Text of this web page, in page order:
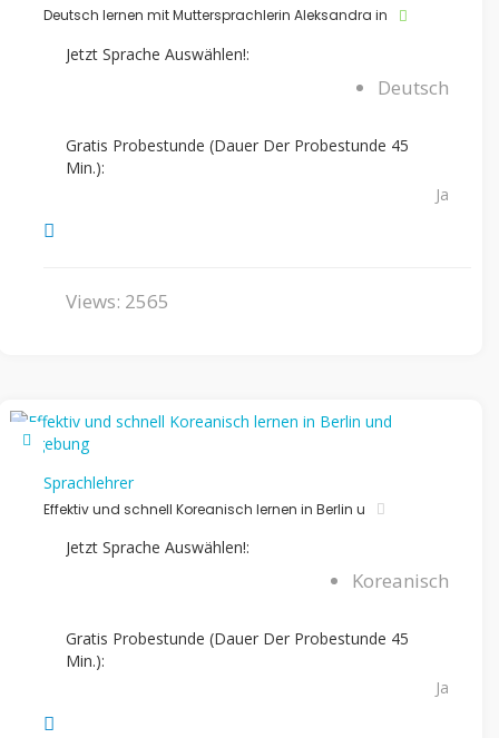
Deutsch lernen mit Muttersprachlerin Aleksandra in
Jetzt Sprache Auswählen!:
Deutsch
Gratis Probestunde (Dauer Der Probestunde 45
Min.):
Ja
Views: 2565
Sprachlehrer
Effektiv und schnell Koreanisch lernen in Berlin u
Jetzt Sprache Auswählen!:
Koreanisch
Gratis Probestunde (Dauer Der Probestunde 45
Min.):
Ja